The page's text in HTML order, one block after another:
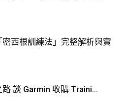
西根訓練法」完整解析與實
談 Garmin 收購 Traini...